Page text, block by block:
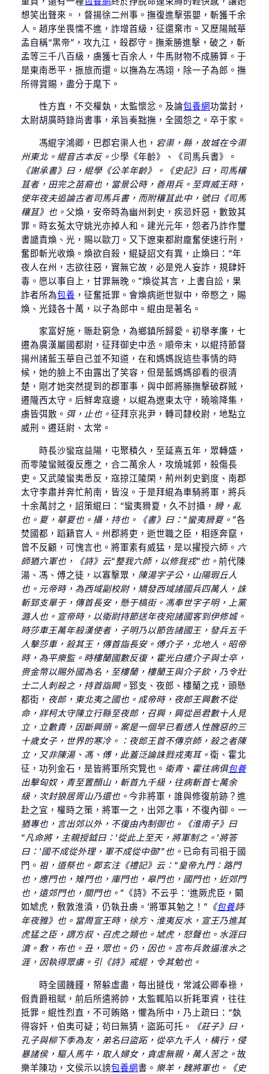
想笑出聲來。，督揚徐二州事。撫復進擊張嬰，斬獲千余
人。趙序坐畏懦不進，詐增首級，征還棄市。又歷陽賊華
孟自稱“黑帝”，攻九江，殺郡守。撫乘勝進擊，破之，斬
孟等三千八百級，虜獲七百余人，牛馬財物不成勝算。于
是東南悉平，振旅而還。以撫為左馮翊，除一子為郎。撫
所得賞賜，盡分于麾下。
性方直，不交權埶，太監懷忿。及論包養網功當封，
太尉胡廣時錄尚書事，承旨奏黜撫，全國怨之。卒于家。
馮緄字鴻卿，巴郡宕渠人也， 宕渠，縣，故城在今渠
州東北。緄音古本反。 少學《年齡》、《司馬兵書》。
《謝承書》曰，緄學《公羊年齡》。《史記》曰，司馬穰
苴者，田完之苗裔也，當景公時，善用兵。至齊威王時，
使年夜夫追論古者司馬兵書，而附穰苴此中，號曰《司馬
穰苴》也。 父煥，安帝時為幽州刺史，疾忌奸惡，數致其
罪。時玄菟太守姚光亦掉人和。建光元年，怨者乃詐作璽
書譴責煥、光，賜以歐刀。又下遼東都尉龐奮使速行刑，
奮即斬光收煥。煥欲自殺，緄疑詔文有異，止煥曰：“年
夜人在州，志欲往惡，實無它故，必是兇人妄詐，規肆奸
毒。愿以事自上，甘罪無晚。”煥從其言，上書自訟，果
詐者所為包養 ，征奮抵罪。會煥病逝世獄中，帝愍之，賜
煥、光錢各十萬，以子為郎中。緄由是著名。
家富好施，賑赴窮急，為鄉鎮所歸愛。初舉孝廉，七
遷為廣漢屬國都尉，征拜御史中丞。順帝末，以緄持節督
揚州諸藍玉華自己並不知道，在和媽媽說這些事情的時
候，她的臉上不由露出了笑容，但是藍媽媽卻看的很清
楚，剛才她突然提到的郡軍事，與中郎將滕撫擊破群賊，
遷隴西太守。后鮮卑寇邊，以緄為遼東太守，曉喻降集，
虜皆弭散。 弭，止也。 征拜京兆尹，轉司隸校尉，地點立
威刑。遷廷尉、太常。
時長沙蠻寇益陽，屯聚積久，至延熹五年，眾轉盛，
而零陵蠻賊復反應之，合二萬余人，攻燒城郭，殺傷長
吏。又武陵蠻夷悉反，寇掠江陵閑，荊州刺史劉度、南郡
太守李肅并奔忙荊南，皆沒。于是拜緄為車騎將軍，將兵
十余萬討之，詔策緄曰：“蠻夷猾夏，久不討攝， 猾，亂
也。夏，華夏也。攝，持也。《書》曰：“蠻夷猾夏。”各
焚國都，蹈籍官人。州郡將吏，逝世職之臣，相逐奔竄，
曾不反顧，可愧言也。將軍素有威猛，是以擢授六師。 六
師猶六軍也，《詩》云“整我六師，以修我戎”也。 前代陳
湯、馮、傅之徒，以寡擊眾， 陳湯字子公，山陽瑕丘人
也。元帝時，為西域副校尉，矯發西域諸國兵四萬人，誅
斬郅支單于，傳首長安，懸于槁街。馮奉世字子明，上黨
潞人也。宣帝時，以衛尉持節送年夜宛諸國客到伊修城。
時莎車王萬年殺漢使者，子明乃以節告諸國王，發兵五千
人擊莎車，殺其王，傳首詣長安。傅介子，北地人。昭帝
時，為平樂監。時樓蘭國數反復，霍光白遣介子與士卒，
赍金幣以賜外國為名，至樓蘭，樓蘭王與介子飲，乃令壯
士二人刺殺之，持首詣闕。 郅支、夜郎、樓蘭之戎，頭懸
都街， 夜郎，東北夷之國也。成帝時，夜郎王興數不從
命，牂柯太守陳立行縣至夜郎，召興，興從邑君數十人見
立，立數責，因斷興頭。案是一個早已看透人性醜惡的三
十歲女子，世界的寒冷。：夜郎王首不傳京師，殺之者陳
立，又非陳湯、馮、傅，此蓋泛論誅戮戎夷耳。 衛、霍北
征，功列金石，是皆將軍所究覽也。 衛青、霍往病俱包養
出擊匈奴，青至置顏山，斬首九千級，往病斬首七萬余
級，次封狼居胥山乃還也。 今非將軍，誰與修復前跡？進
赴之宜，權時之策，將軍一之，出郊之事，不復內御。 一
猶專也，言出郊以外，不復由內制御也。《淮南子》曰
“凡命將，主親授鉞曰：‘從此上至天，將軍制之。’將答
曰：‘國不成從外理，軍不成從中御’”也。 已命有司祖于國
門。 祖，道祭也。鄭玄注《禮記》云：“皇帝九門：路門
也，應門也，雉門也，庫門也，皋門也，國門也，近郊門
也，遠郊門也，關門也。” 《詩》不云乎：‘進厥虎臣，闞
如虓虎，敷敦淮濆，仍執丑虜。’將軍其勉之！” 《包養詩·
年夜雅》也。當周宣王時，徐方、淮夷反水，宣王乃進其
虎猛之臣，謂方叔、召虎之類也。虓虎，怒聲也。水涯曰
濆。敷，布也。丑，眾也。仍，因也。言布兵敦逼淮水之
涯，因執得眾虜。引《詩》戒緄，令其勉也。
時全國饑饉，帑躲虛盡，每出撻伐，常減公卿奉祿，
假貴爵租賦，前后所遣將帥，太監輒陷以折耗軍資，往往
抵罪。緄性烈直，不可賄賂，懼為所中，乃上疏曰：“埶
得容奸，伯夷可疑；茍曰無猜，盜跖可托。
《莊子》曰，
孔子與柳下季為友，弟名曰盜跖，從卒九千人，橫行，侵
暴諸侯，驅人馬牛，取人婦女，貪虐無親，萬人苦之。 故
樂羊陳功，文侯示以謗包養網書。 樂羊，魏將軍也。《史